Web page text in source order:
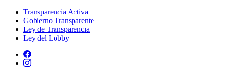
Transparencia Activa
Gobierno Transparente
Ley de Transparencia
Ley del Lobby